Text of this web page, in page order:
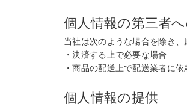
個人情報の第三者
当社は次のような場合を除き
・決済する上で必要な場合
・商品の配送上で配送業者に依
個人情報の提供